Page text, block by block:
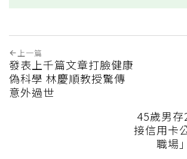
上一篇
發表上千篇文章打臉健康
偽科學 林慶順教授驚傳
意外過世
45歲男
接信用卡
職場